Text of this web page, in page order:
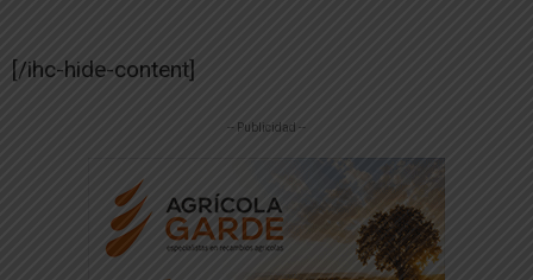
[/ihc-hide-content]
-- Publicidad --